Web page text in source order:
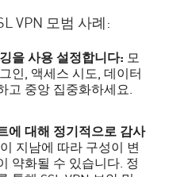
VPN 모범 사례:
을 사용 설정합니다: 모
인, 액세스 시도, 데이터
고 중앙 집중화하세요.
에 대해 정기적으로 감사
지남에 따라 구성이 변
약화될 수 있습니다. 정